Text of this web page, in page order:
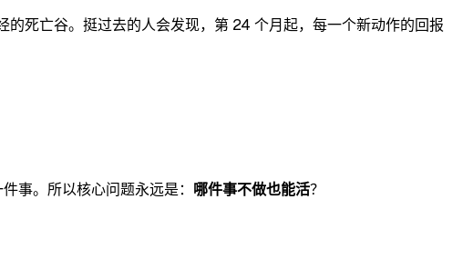
死亡谷。挺过去的人会发现，第 24 个月起，每一个新动作的回报
事。所以核心问题永远是： 哪件事不做也能活？